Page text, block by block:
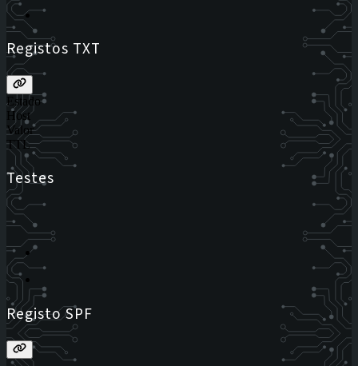
Registos TXT
Estado
Host
Valor
TTL
Testes
Registo SPF